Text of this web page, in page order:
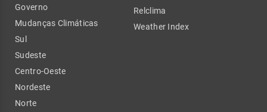
Governo
Mudanças Climáticas
Sul
Sudeste
Centro-Oeste
Nordeste
Norte
Relclima
Weather Index